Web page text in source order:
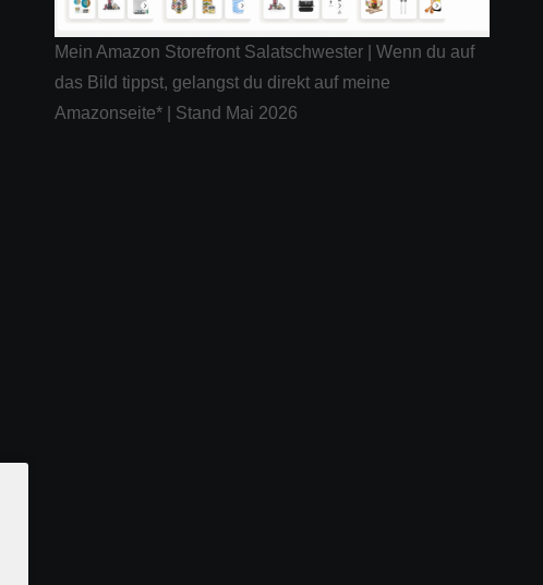
Mein Amazon Storefront Salatschwester | Wenn du auf
das Bild tippst, gelangst du direkt auf meine
Amazonseite* | Stand Mai 2026